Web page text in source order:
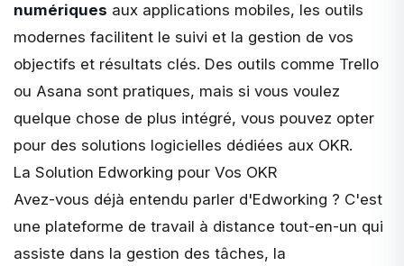
numériques aux applications mobiles, les outils
modernes facilitent le suivi et la gestion de vos
objectifs et résultats clés. Des outils comme Trello
ou Asana sont pratiques, mais si vous voulez
quelque chose de plus intégré, vous pouvez opter
pour des solutions logicielles dédiées aux OKR.
La Solution Edworking pour Vos OKR
Avez-vous déjà entendu parler d'Edworking ? C'est
une plateforme de travail à distance tout-en-un qui
assiste dans la gestion des tâches, la